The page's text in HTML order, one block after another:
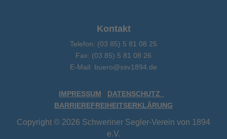
IMPRESSUM DATENSCHUTZ
BARRIEREFREIHEITSERKLÄRUNG
Copyright © 2026 Schweriner Segler-Verein von 1894
e.V.
Kontakt
Telefon: (03 85) 5 81 08 25
Fax: (03 85) 5 81 08 26
E-Mail: buero@ssv1894.de